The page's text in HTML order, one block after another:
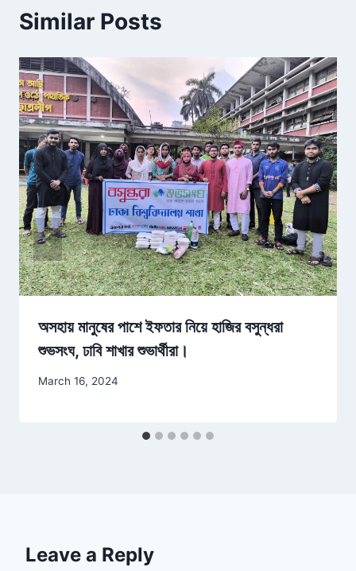
Similar Posts
অসহায় মানুষের পাশে ইফতার নিয়ে হাজির বসুন্ধরা
শুভসংঘ, ঢাবি শাখার শুভার্থীরা।
March 16, 2024
Leave a Reply